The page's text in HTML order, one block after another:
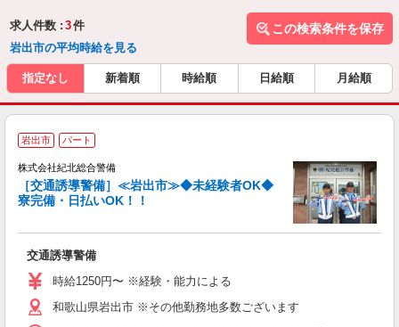
求人件数 : 3件
岩出市の平均時給を見る
この検索条件を保存
指定なし 新着順 時給順 日給順 月給順
岩出市 パート
株式会社紀北総合警備
［交通誘導警備］≪岩出市≫◆未経験者OK◆
寮完備・日払いOK！！
交通誘導警備
時給1250円〜 ※経験・能力による
和歌山県岩出市 ※その他勤務地多数ございます